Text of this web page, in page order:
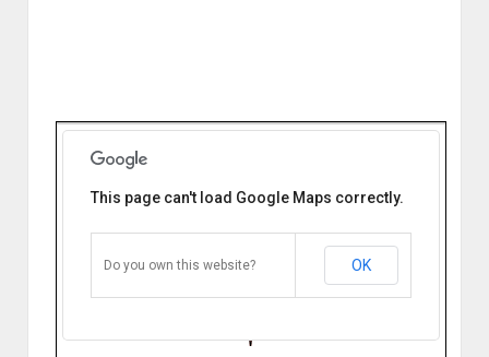
Fe
Dr. Oscar Ramirez 292. Ambrosetti,
Santa Fe, Argentina.
This page can't load Google Maps correctly.
Do you own this website? OK